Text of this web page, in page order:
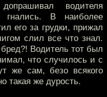
водителя
В наиболее
его за грудки, прижал
слил все что знал.
Водитель тот был
что случилось и с
же сам, безо всякого
такая же дурость.